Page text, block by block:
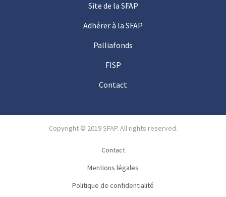
Site de la SFAP
Adhérer à la SFAP
Palliafonds
FISP
Contact
Copyright © 2019 SFAP. All rights reserved.
Contact
Mentions légales
Politique de confidentialité